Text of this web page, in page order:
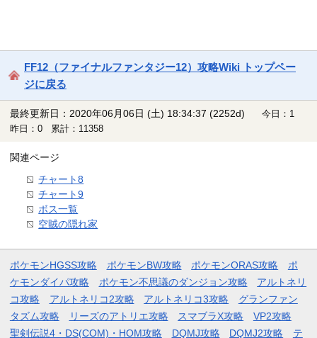
FF12（ファイナルファンタジー12）攻略Wiki トップペー
ジに戻る
最終更新日：2020年06月06日 (土) 18:34:37 (2252d)
今日：1
昨日：0 累計：11358
関連ページ
チャート8
チャート9
ボス一覧
空賊の隠れ家
ポケモンHGSS攻略 ポケモンBW攻略 ポケモンORAS攻略
ポ
ケモンダイパ攻略
ポケモン不思議のダンジョン攻略
アルトネリ
コ攻略
アルトネリコ2攻略 アルトネリコ3攻略
グランファン
タズム攻略
リーズのアトリエ攻略 スマブラX攻略
VP2攻略
聖剣伝説4・DS(COM)・HOM攻略
DQMJ攻略 DQMJ2攻略 テ